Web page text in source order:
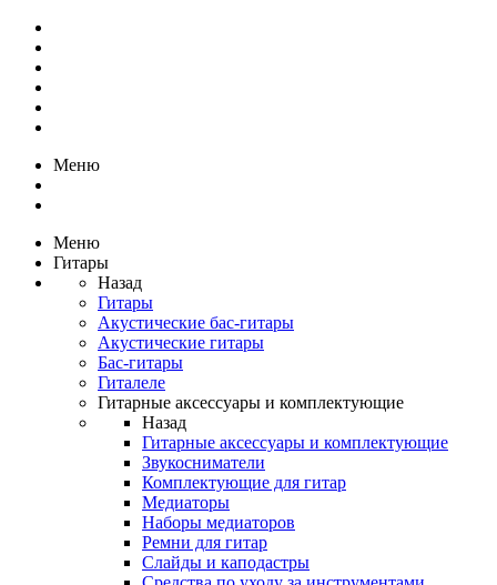
Меню
Меню
Гитары
Назад
Гитары
Акустические бас-гитары
Акустические гитары
Бас-гитары
Гиталеле
Гитарные аксессуары и комплектующие
Назад
Гитарные аксессуары и комплектующие
Звукосниматели
Комплектующие для гитар
Медиаторы
Наборы медиаторов
Ремни для гитар
Слайды и каподастры